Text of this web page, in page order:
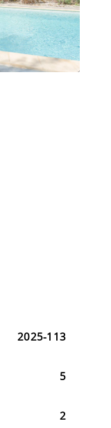
2025-113
5
2